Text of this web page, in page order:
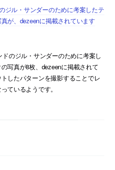
ジル・サンダーのために考案したテ
が、dezeenに掲載されています
のジル・サンダーのために考案し
写真が8枚、dezeenに掲載されて
したパターンを撮影することでレ
ているようです。